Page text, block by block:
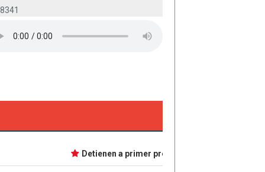
Detienen a primer presunta implicada en caso